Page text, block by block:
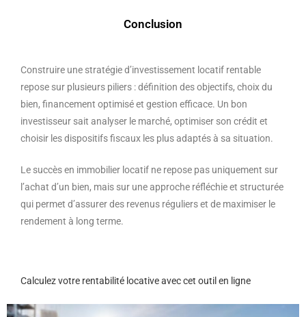
Conclusion
Construire une stratégie d’investissement locatif rentable
repose sur plusieurs piliers : définition des objectifs, choix du
bien, financement optimisé et gestion efficace. Un bon
investisseur sait analyser le marché, optimiser son crédit et
choisir les dispositifs fiscaux les plus adaptés à sa situation.
Le succès en immobilier locatif ne repose pas uniquement sur
l’achat d’un bien, mais sur une approche réfléchie et structurée
qui permet d’assurer des revenus réguliers et de maximiser le
rendement à long terme.
Calculez votre rentabilité locative avec cet outil en ligne